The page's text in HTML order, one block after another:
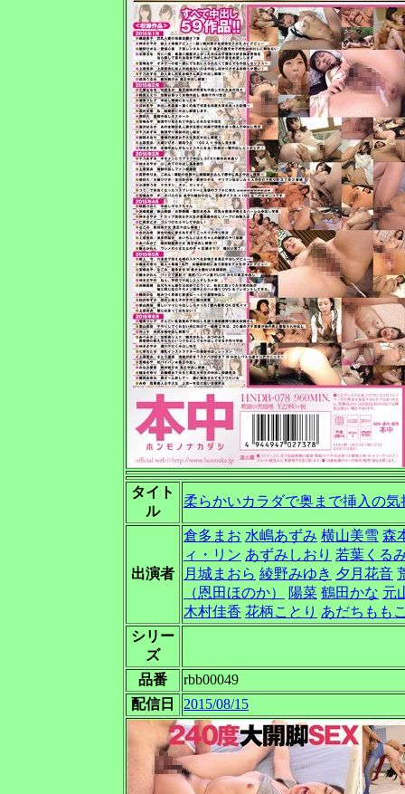
タイト
ル
柔らかいカラダで奥まで挿入の
出演者
倉多まお 水嶋あずみ 横山美雪 森
ィ・リン あずみしおり 若葉くる
月城まおら 綾野みゆき 夕月花音
（恩田ほのか）
陽菜 鶴田かな 元
木村佳香 花柄ことり あだちもも
シリー
ズ
品番
rbb00049
配信日
2015/08/15